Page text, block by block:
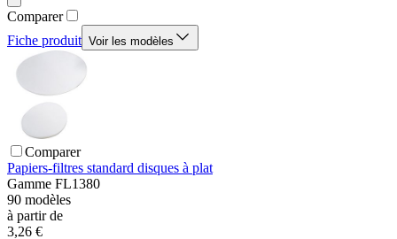
Comparer
Fiche produit Voir les modèles
Comparer
Papiers-filtres standard disques à plat
Gamme FL1380
90 modèles
à partir de
3,26 €